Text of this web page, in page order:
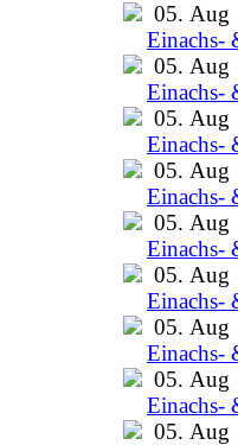
05. Aug
Einachs-
05. Aug
Einachs-
05. Aug
Einachs-
05. Aug
Einachs-
05. Aug
Einachs-
05. Aug
Einachs-
05. Aug
Einachs-
05. Aug
Einachs-
05. Aug